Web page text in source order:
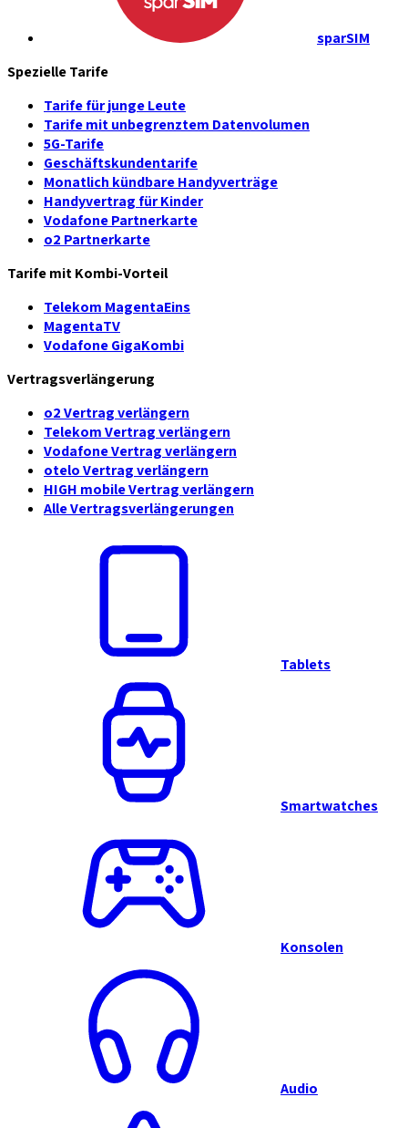
sparSIM
Spezielle Tarife
Tarife für junge Leute
Tarife mit unbegrenztem Datenvolumen
5G-Tarife
Geschäftskundentarife
Monatlich kündbare Handyverträge
Handyvertrag für Kinder
Vodafone Partnerkarte
o2 Partnerkarte
Tarife mit Kombi-Vorteil
Telekom MagentaEins
MagentaTV
Vodafone GigaKombi
Vertragsverlängerung
o2 Vertrag verlängern
Telekom Vertrag verlängern
Vodafone Vertrag verlängern
otelo Vertrag verlängern
HIGH mobile Vertrag verlängern
Alle Vertragsverlängerungen
Tablets
Smartwatches
Konsolen
Audio